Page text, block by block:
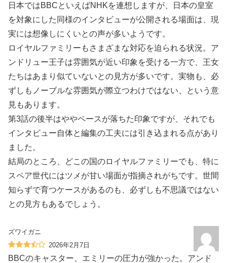
日本ではBBCといえばNHKを連想しますが、日本の皇室
を対象にした同様のインタビューが公開される場面は、現
実には想像しにくいとの声が多いようです。
ロイヤルファミリーもさまざまな対応を迫られる状況。ア
ンドリュー王子は雰囲気が近い印象を受ける一方で、王女
たちはあまり似ていないとの見方が多いです。実物も、必
ずしもノーブルな雰囲気が際立つわけではない、という意
見もあります。
第3話の後半はややペースが落ちた印象ですが、それでも
インタビュー自体と編集の工夫には引き込まれる点があり
ました。
結局のところ、どこの国のロイヤルファミリーでも、特に
スペア世代にはツメが甘い場面が指摘されがちです。世間
知らずで育つケースがあるのも、必ずしも不思議ではない
との見方もあるでしょう。
ズワイガニ
2026年2月7日
BBCのキャスター、エミリーの圧力が強かった。アンド